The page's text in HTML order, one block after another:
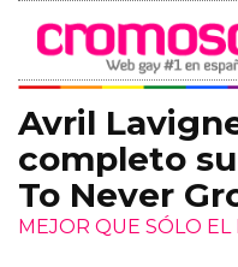
Avril
completo
To Never
MEJOR QUE SÓLO EL